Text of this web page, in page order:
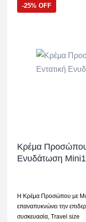
-25% OFF
Κρέμα Προσώπου
Ενυδάτωση
Η Κρέμα Προσώπου με
επαναπυκνώνει την
συσκευασία, Travel size